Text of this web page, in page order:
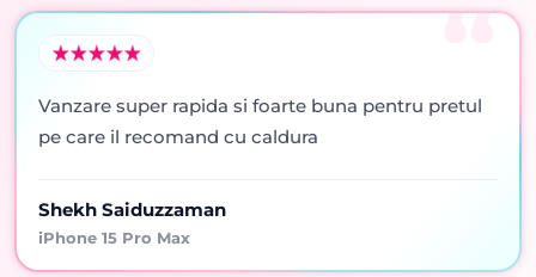
Vanzare super rapida si foarte buna pentru pretul
pe care il recomand cu caldura
Shekh Saiduzzaman
iPhone 15 Pro Max